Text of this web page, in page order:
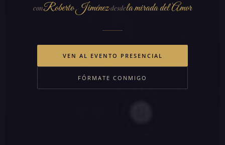
conRoberto Jiménez·desdela mirada del Amor
VEN AL EVENTO PRESENCIAL
FÓRMATE CONMIGO